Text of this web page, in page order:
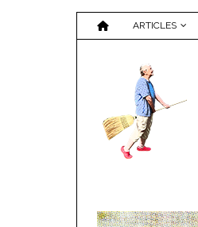
ARTICLES